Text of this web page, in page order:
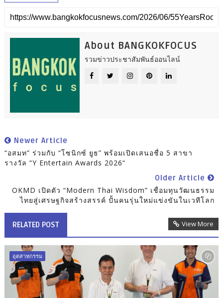
About BANGKOKFOCUS
รวมข่าวประชาสัมพันธ์ออนไลน์
Newer Article
“อสมท” ร่วมกับ “โซนิกซ์ ยูธ” พร้อมเปิดเสนอชื่อ 5 สาขา
รางวัล “Y Entertain Awards 2026“
Older Article
OKMD เปิดตัว “Modern Thai Wisdom” เชื่อมทุนวัฒนธรรม
ไทยสู่เศรษฐกิจสร้างสรรค์ ปั้นคนรุ่นใหม่แข่งขันในเวทีโลก
RELATED POST View More
อุตสาหกรรม